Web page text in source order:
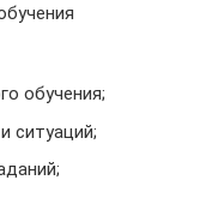
обучения;
ситуаций;